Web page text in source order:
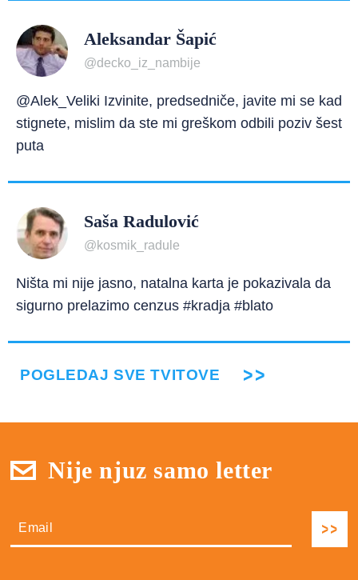
Aleksandar Šapić
@decko_iz_nambije
@Alek_Veliki Izvinite, predsedniče, javite mi se kad
stignete, mislim da ste mi greškom odbili poziv šest
puta
Saša Radulović
@kosmik_radule
Ništa mi nije jasno, natalna karta je pokazivala da
sigurno prelazimo cenzus #kradja #blato
POGLEDAJ SVE TVITOVE
Nije njuz samo letter